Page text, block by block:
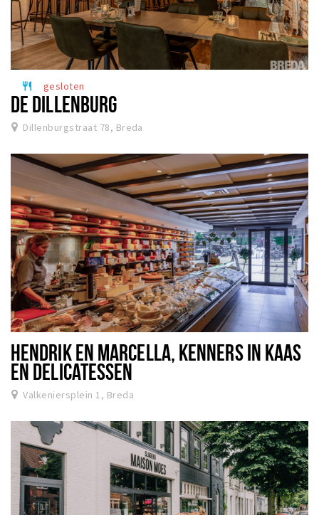
restaurant gesloten
DE DILLENBURG
Dillenburgstraat 78, Breda
HENDRIK EN MARCELLA, KENNERS IN KAAS
EN DELICATESSEN
Valkeniersplein 1, Breda